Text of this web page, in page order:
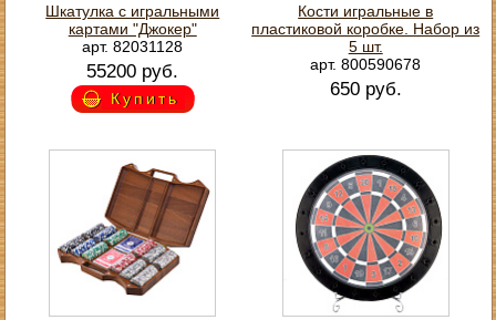
Шкатулка с игральными
картами "Джокер"
арт. 82031128
55200 руб.
Купить
Кости игральные в
пластиковой коробке. Набор из
5 шт.
арт. 800590678
650 руб.